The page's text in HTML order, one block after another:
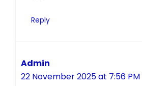
Reply
Admin
22 November 2025 at 7:56 PM